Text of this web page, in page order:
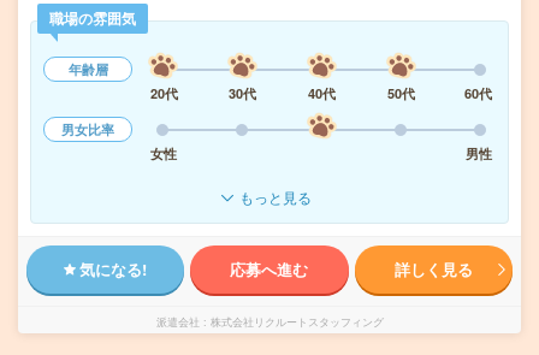
職場の雰囲気
年齢層
20代
30代 40代 50代
60代
男女比率
女性
男性
もっと見る
気になる! 応募へ進む 詳しく見る
派遣会社 株式会社リクルートスタッフィング